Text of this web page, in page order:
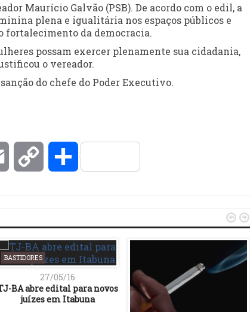
Maurício Galvão (PSB). De acordo com o edil, a
plena e igualitária nos espaços públicos e
fortalecimento da democracia.
possam exercer plenamente sua cidadania,
o vereador.
do chefe do Poder Executivo.
Email Copy Compartilhar
BASTIDORES
27/05/16
BA abre edital para novos
juízes em Itabuna
 